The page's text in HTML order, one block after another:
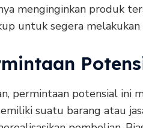
menginginkan produk
untuk segera melakukan
permintaan potensial ini
suatu barang atau